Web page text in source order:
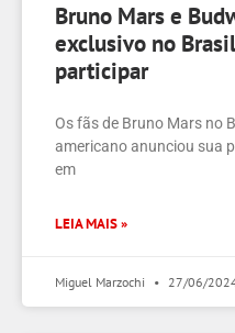
Bruno Mars e
exclusivo no
participar
Os fãs de Bruno Mars no
americano anunciou sua
em
LEIA MAIS »
Miguel Marzochi 27/06/